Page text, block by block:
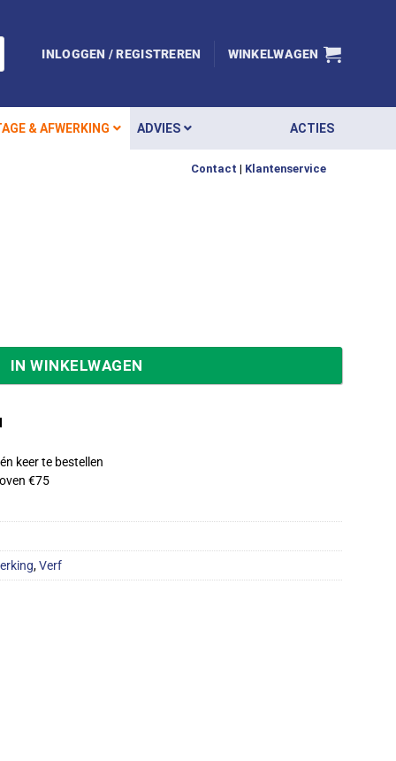
INLOGGEN / REGISTREREN WINKELWAGEN
& AFWERKING ADVIES ACTIES
Contact | Klantenservice
IN WINKELWAGEN
keer te bestellen
€75
,Verf